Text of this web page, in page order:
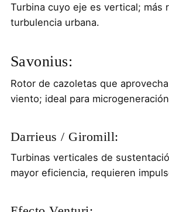
Turbina cuyo eje es vertical; más
turbulencia urbana.
Savonius:
Rotor de cazoletas que
viento; ideal para
Darrieus / Giromill:
Turbinas verticales de
mayor eficiencia, requieren